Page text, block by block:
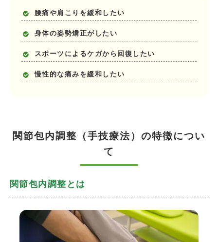
腰痛や肩こりを緩和したい
身体の姿勢矯正がしたい
スポーツによるケガから回復したい
慢性的な痛みを緩和したい
関節包内調整（手技療法）の特徴につい
て
関節包内調整とは